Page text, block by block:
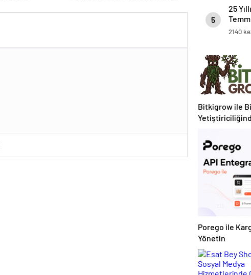
5
25
2140
Bitkigrow ile
Ürün Seçimi
Porego ile
Yönetin